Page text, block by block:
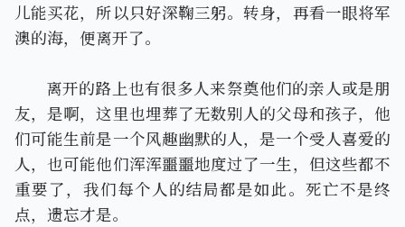
儿能买花，所以只好深鞠三躬。转身，再看一眼将军
澳的海，便离开了。
离开的路上也有很多人来祭奠他们的亲人或是朋
友，是啊，这里也埋葬了无数别人的父母和孩子，他
们可能生前是一个风趣幽默的人，是一个受人喜爱的
人，也可能他们浑浑噩噩地度过了一生，但这些都不
重要了，我们每个人的结局都是如此。死亡不是终
点，遗忘才是。